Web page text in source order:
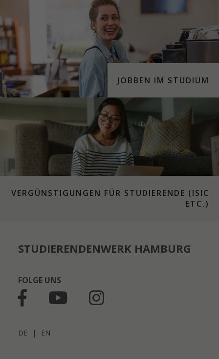
JOBBEN IM STUDIUM
VERGÜNSTIGUNGEN FÜR STUDIERENDE (ISIC
ETC.)
STUDIERENDENWERK HAMBURG
FOLGE UNS
DE | EN